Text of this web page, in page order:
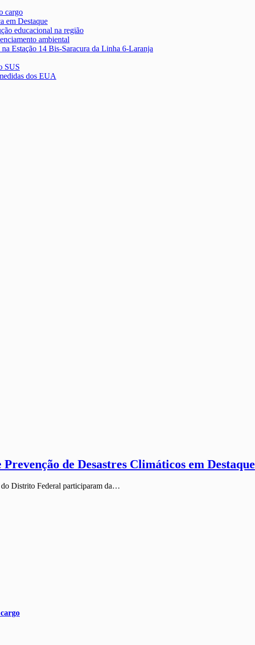
cargo
em Destaque
educacional na região
ambiental
Estação 14 Bis-Saracura da Linha 6-Laranja
SUS
dos EUA
de Desastres Climáticos em Destaque
do Distrito Federal participaram da…